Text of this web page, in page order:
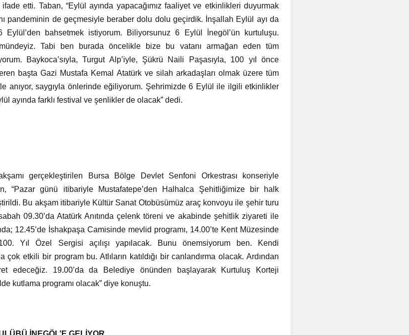
etti. Taban, “Eylül ayında yapacağımız faaliyet ve etkinlikleri duyurmak
pandeminin de geçmesiyle beraber dolu dolu geçirdik. İnşallah Eylül ayı da
bahsetmek istiyorum. Biliyorsunuz 6 Eylül İnegöl’ün kurtuluşu.
Tabi ben burada öncelikle bize bu vatanı armağan eden tüm
Baykoca’sıyla, Turgut Alp’iyle, Şükrü Naili Paşasıyla, 100 yıl önce
başta Gazi Mustafa Kemal Atatürk ve silah arkadaşları olmak üzere tüm
anıyor, saygıyla önlerinde eğiliyorum. Şehrimizde 6 Eylül ile ilgili etkinlikler
ayında farklı festival ve şenlikler de olacak” dedi.
gerçekleştirilen Bursa Bölge Devlet Senfoni Orkestrası konseriyle
“Pazar günü itibariyle Mustafatepe’den Halhalca Şehitliğimize bir halk
Bu akşam itibariyle Kültür Sanat Otobüsümüz araç konvoyu ile şehir turu
09.30’da Atatürk Anıtında çelenk töreni ve akabinde şehitlik ziyareti ile
12.45’de İshakpaşa Camisinde mevlid programı, 14.00’te Kent Müzesinde
Yıl Özel Sergisi açılışı yapılacak. Bunu önemsiyorum ben. Kendi
çok etkili bir program bu. Atlıların katıldığı bir canlandırma olacak. Ardından
edeceğiz. 19.00’da da Belediye önünden başlayarak Kurtuluş Korteji
kutlama programı olacak” diye konuştu.